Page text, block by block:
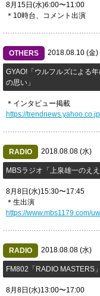
8月15日(水)6:00〜11:00
＊10時台、コメント出演
OTHERS 2018.08.10 (金)
GYAO!「ウルフルズによる
の思い」
＊インタビュー掲載
https://
RADIO 2018.08.08 (水)
MBSラジオ「上泉雄一のええ
8月8日(水)15:30〜17:45
＊生出演
https://www.mbs1179.com/
RADIO 2018.08.08 (水)
​FM802「RADIO MASTERS」
8月8日(水)13:00〜17:00